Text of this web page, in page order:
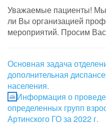
Уважаемые пациенты! Мы
ли Вы организацией
мероприятий. Просим Вас
Основная задача
дополнительная
населения.
Информация о
определенных групп
Артинского ГО за 2022 г.